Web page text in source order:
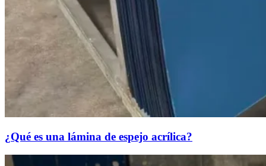
¿Qué es una lámina de espejo acrílica?